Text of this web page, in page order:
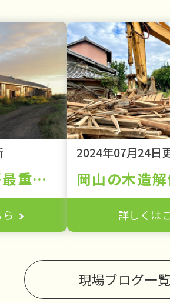
隣家への配慮が最重要！長屋・連棟式住宅の解体を成功させるための全知識
2024年07月24日
詳しくは
現場ブログ一